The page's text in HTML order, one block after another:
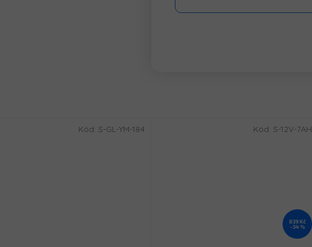
Kód: S-GL-YM-184
839 Kč
–34 %
Kód: S-12V-7AH